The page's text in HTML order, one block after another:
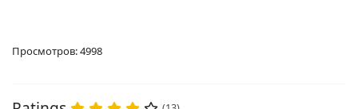
Просмотров: 4998